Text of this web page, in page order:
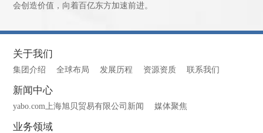
会创造价值，向着百亿东方加速前进。
关于我们
集团介绍 全球布局 发展历程 资源资质 联系我们
新闻中心
yabo.com上海旭贝贸易有限公司新闻 媒体聚焦
业务领域